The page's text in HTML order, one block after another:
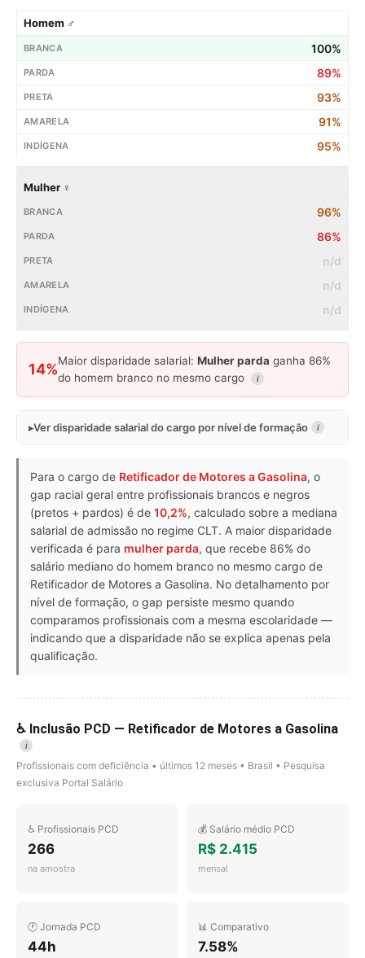
Homem ♂
100%
89%
93%
91%
95%
Mulher ♀
96%
86%
n/d
n/d
n/d
14%
Maior disparidade salarial: Mulher parda ganha 86%
do homem branco no mesmo cargo
i
Ver disparidade salarial do cargo por nível de formação i
Para o cargo de Retificador de Motores a Gasolina, o
gap racial geral entre profissionais brancos e negros
(pretos + pardos) é de 10,2%, calculado sobre a mediana
salarial de admissão no regime CLT. A maior disparidade
verificada é para mulher parda, que recebe 86% do
salário mediano do homem branco no mesmo cargo de
Retificador de Motores a Gasolina. No detalhamento por
nível de formação, o gap persiste mesmo quando
comparamos profissionais com a mesma escolaridade —
indicando que a disparidade não se explica apenas pela
qualificação.
♿ Inclusão PCD — Retificador de Motores a Gasolina
i
Profissionais com deficiência • últimos 12 meses • Brasil • Pesquisa
exclusiva Portal Salário
♿ Profissionais PCD
266
na amostra
💰 Salário médio PCD
R$ 2.415
mensal
🕐 Jornada PCD
44h
📊 Comparativo
7.58%